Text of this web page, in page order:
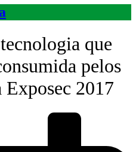
que
pelos
Exposec 2017